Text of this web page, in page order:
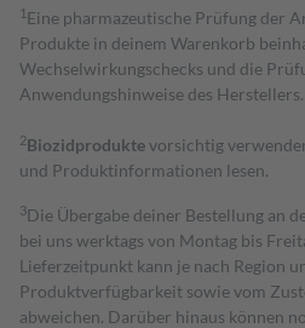
1 Eine pharmazeutische Prüfung der
Produkte in deinem Warenkorb
Wechselwirkungschecks und die
Anwendungshinweise des Herstellers.
2Biozidproduktevorsichtig
und Produktinformationen lesen.
3Die Übergabe deiner Bestellung an
bei uns werktags von Montag bis
Lieferzeitpunkt kann je nach Region
Produktverfügbarkeit sowie vom
abweichen. Darüber hinaus können